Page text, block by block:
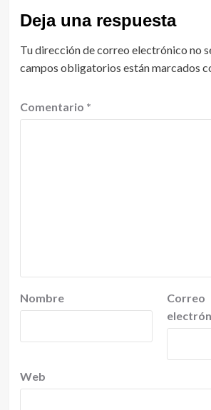
Deja una respuesta
Tu dirección de correo electrónico no
campos obligatorios están marcados
Comentario *
Nombre
Correo
Web